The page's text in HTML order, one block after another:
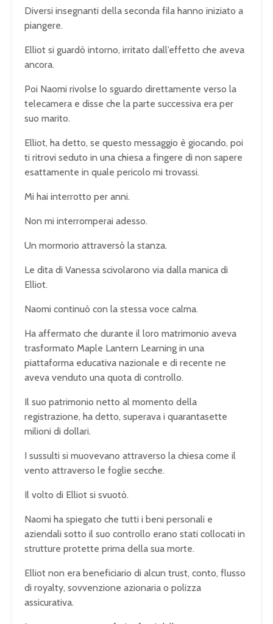
Diversi insegnanti della seconda fila hanno iniziato a
piangere.
Elliot si guardò intorno, irritato dall’effetto che aveva
ancora.
Poi Naomi rivolse lo sguardo direttamente verso la
telecamera e disse che la parte successiva era per
suo marito.
Elliot, ha detto, se questo messaggio è giocando, poi
ti ritrovi seduto in una chiesa a fingere di non sapere
esattamente in quale pericolo mi trovassi.
Mi hai interrotto per anni.
Non mi interromperai adesso.
Un mormorio attraversò la stanza.
Le dita di Vanessa scivolarono via dalla manica di
Elliot.
Naomi continuò con la stessa voce calma.
Ha affermato che durante il loro matrimonio aveva
trasformato Maple Lantern Learning in una
piattaforma educativa nazionale e di recente ne
aveva venduto una quota di controllo.
Il suo patrimonio netto al momento della
registrazione, ha detto, superava i quarantasette
milioni di dollari.
I sussulti si muovevano attraverso la chiesa come il
vento attraverso le foglie secche.
Il volto di Elliot si svuotò.
Naomi ha spiegato che tutti i beni personali e
aziendali sotto il suo controllo erano stati collocati in
strutture protette prima della sua morte.
Elliot non era beneficiario di alcun trust, conto, flusso
di royalty, sovvenzione azionaria o polizza
assicurativa.